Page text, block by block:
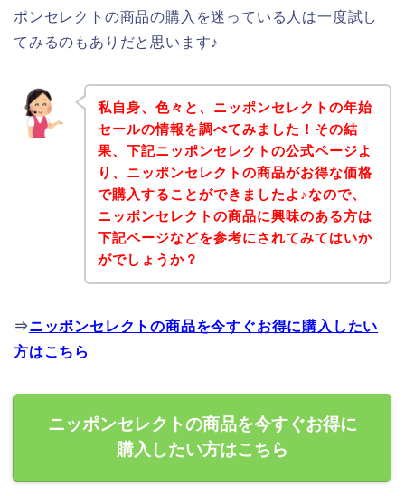
ポンセレクトの商品の購入を迷っている人は一度試し
てみるのもありだと思います♪
私自身、色々と、ニッポンセレクトの年始
セールの情報を調べてみました！その結
果、下記ニッポンセレクトの公式ページよ
り、ニッポンセレクトの商品がお得な価格
で購入することができましたよ♪なので、
ニッポンセレクトの商品に興味のある方は
下記ページなどを参考にされてみてはいか
がでしょうか？
⇒ニッポンセレクトの商品を今すぐお得に購入したい
方はこちら
ニッポンセレクトの商品を今すぐお得に
購入したい方はこちら